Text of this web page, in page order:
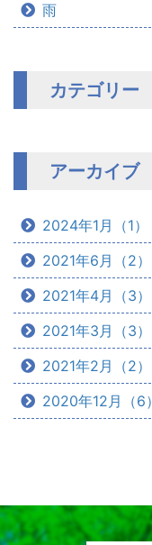
雨
カテゴリー
アーカイブ
2024年1月（1）
2021年6月（2）
2021年4月（3）
2021年3月（3）
2021年2月（2）
2020年12月（6）